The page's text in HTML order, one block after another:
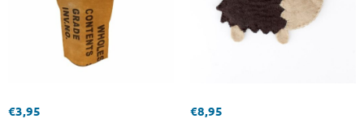
€3,95 €8,95